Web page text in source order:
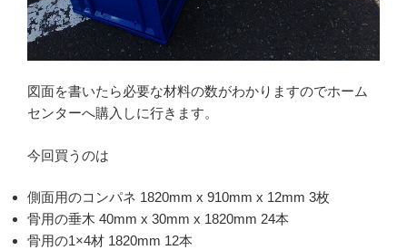
図面を書いたら必要な材料の数がわかりますのでホーム
センターへ購入しに行きます。
今回買うのは
側面用のコンパネ 1820mm x 910mm x 12mm 3枚
骨用の垂木 40mm x 30mm x 1820mm 24本
骨用の1×4材 1820mm 12本